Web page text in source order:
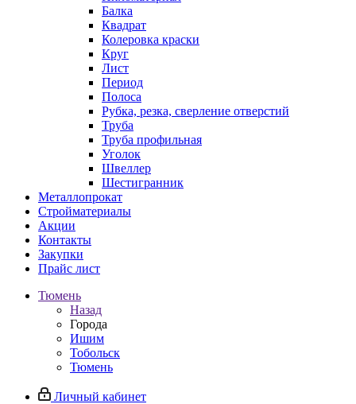
Балка
Квадрат
Колеровка краски
Круг
Лист
Период
Полоса
Рубка, резка, сверление отверстий
Труба
Труба профильная
Уголок
Швеллер
Шестигранник
Металлопрокат
Стройматериалы
Акции
Контакты
Закупки
Прайс лист
Тюмень
Назад
Города
Ишим
Тобольск
Тюмень
Личный кабинет